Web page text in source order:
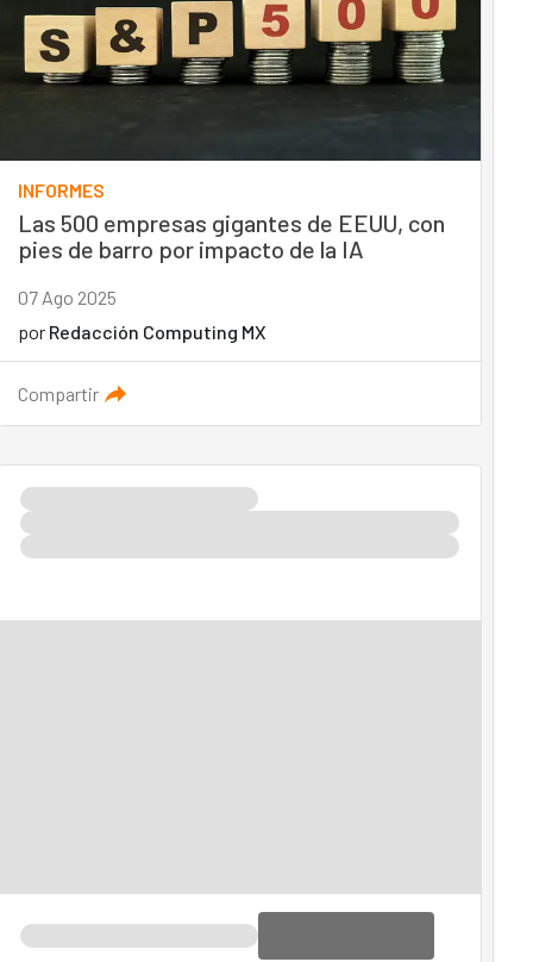
INFORMES
Las 500 empresas gigantes de EEUU, con
pies de barro por impacto de la IA
07 Ago 2025
por Redacción Computing MX
Compartir